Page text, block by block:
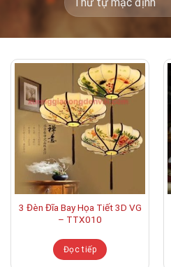
3 Đèn Đĩa Bay Họa Tiết 3D VG
– TTX010
Đọc tiếp